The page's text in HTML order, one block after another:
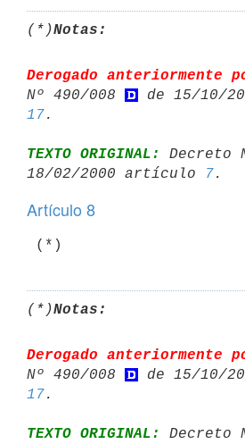
(*)Notas:
Derogado anteriormente
Nº 490/008
17
TEXTO ORIGINAL:
Decreto
18/02/2000 artículo
7
Artículo 8
(*)Notas:
Derogado anteriormente
Nº 490/008
17
TEXTO ORIGINAL:
Decreto